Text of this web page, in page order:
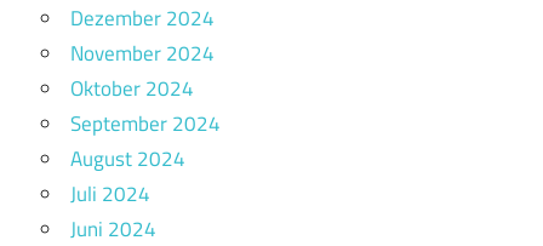
Dezember 2024
November 2024
Oktober 2024
September 2024
August 2024
Juli 2024
Juni 2024